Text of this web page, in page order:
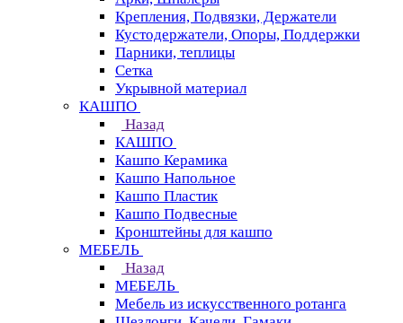
Крепления, Подвязки, Держатели
Кустодержатели, Опоры, Поддержки
Парники, теплицы
Сетка
Укрывной материал
КАШПО
Назад
КАШПО
Кашпо Керамика
Кашпо Напольное
Кашпо Пластик
Кашпо Подвесные
Кронштейны для кашпо
МЕБЕЛЬ
Назад
МЕБЕЛЬ
Мебель из искусственного ротанга